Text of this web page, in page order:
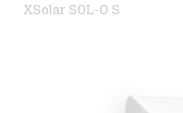
XSolar SOL-O S